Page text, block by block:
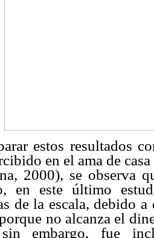
estos resultados
en el ama de
2000), se observa
en este último
de la escala, debido
no alcanza el
sin embargo, fue